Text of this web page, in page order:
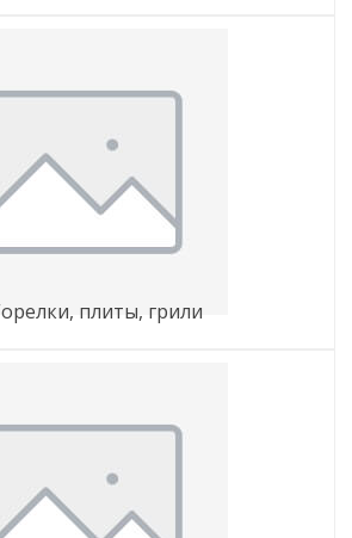
горелки, плиты, грили